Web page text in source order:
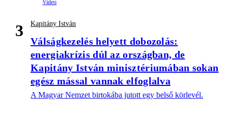
3 Kapitány István
Válságkezelés helyett dobozolás:
energiakrízis dúl az országban, de
Kapitány István minisztériumában sokan
egész mással vannak elfoglalva
A Magyar Nemzet birtokába jutott egy belső körlevél.